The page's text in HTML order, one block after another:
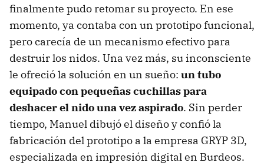
finalmente pudo retomar su proyecto. En ese
momento, ya contaba con un prototipo funcional,
pero carecía de un mecanismo efectivo para
destruir los nidos. Una vez más, su inconsciente
le ofreció la solución en un sueño: un tubo
equipado con pequeñas cuchillas para
deshacer el nido una vez aspirado. Sin perder
tiempo, Manuel dibujó el diseño y confió la
fabricación del prototipo a la empresa GRYP 3D,
especializada en impresión digital en Burdeos.